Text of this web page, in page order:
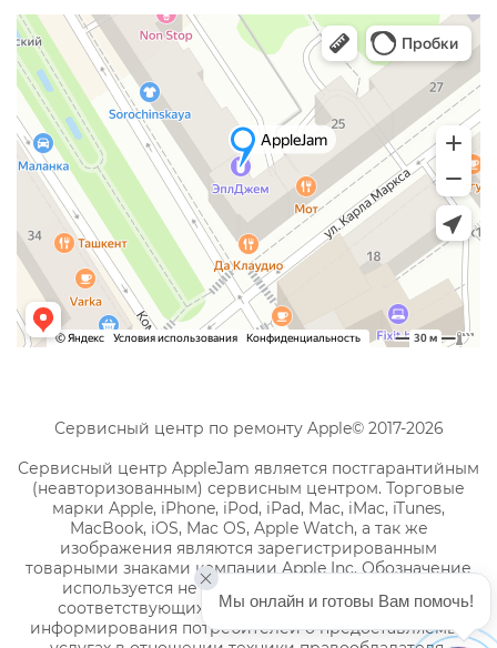
Сервисный центр по ремонту Apple© 2017-2026
Сервисный центр AppleJam является постгарантийным
(неавторизованным) сервисным центром. Торговые
марки Apple, iPhone, iPod, iPad, Mac, iMac, iTunes,
MacBook, iOS, Mac OS, Apple Watch, а так же
изображения являются зарегистрированным
товарными знаками компании Apple Inc. Обозначение
используется не с целью индивидуализации
соответствующих услуг по ремонту, а с целью
информирования потребителей о предоставляемых
Мы онлайн и готовы Вам помочь!